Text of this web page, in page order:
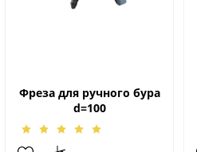
Фреза для ручного бура
d=100